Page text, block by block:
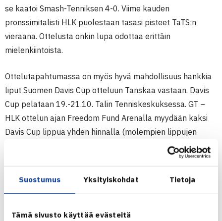
Suostumus Yksityiskohdat Tietoja
Tämä sivusto käyttää evästeitä
se kaatoi Smash-Tenniksen 4-0. Viime kauden
pronssimitalisti HLK puolestaan tasasi pisteet TaTS:n
vieraana. Ottelusta onkin lupa odottaa erittäin
mielenkiintoista.
Ottelutapahtumassa on myös hyvä mahdollisuus hankkia
liput Suomen Davis Cup otteluun Tanskaa vastaan. Davis
Cup pelataan 19.-21.10. Talin Tenniskeskuksessa. GT –
HLK ottelun ajan Freedom Fund Arenalla myydään kaksi
Davis Cup lippua yhden hinnalla (molempien lippujen
tulee olla samaa hintakategoriaa). Lue lisää Davis Cupista
Christian Johansson